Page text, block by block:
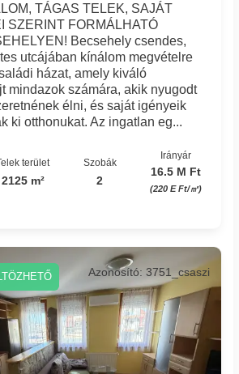
TÁGAS TELEK, SAJÁT
SZERINT FORMÁLHATÓ
Becsehely csendes,
utcájában kínálom megvételre
házat, amely kiváló
mindazok számára, akik nyugodt
élni, és saját igényeik
ki otthonukat. Az ingatlan eg...
terület
2125 m²
Szobák
2
Irányár
16.5 M Ft
(220 E Ft/㎡)
Azonosító: 3751_csaszi